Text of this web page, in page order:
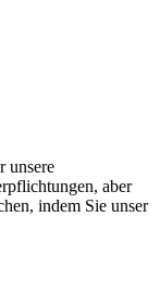
unsere
aber
indem Sie unser